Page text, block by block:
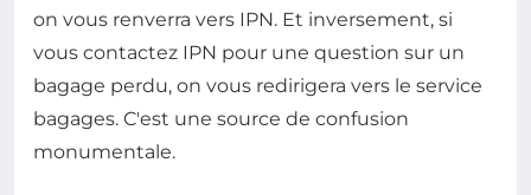
on vous renverra vers IPN. Et inversement, si
vous contactez IPN pour une question sur un
bagage perdu, on vous redirigera vers le service
bagages. C'est une source de confusion
monumentale.